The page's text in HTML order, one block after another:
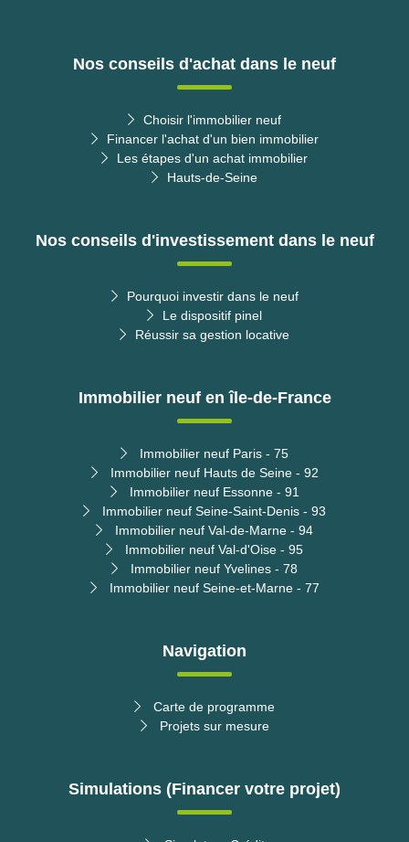
Nos conseils d'achat dans le neuf
Choisir l'immobilier neuf
Financer l'achat d'un bien immobilier
Les étapes d'un achat immobilier
Hauts-de-Seine
Nos conseils d'investissement dans le neuf
Pourquoi investir dans le neuf
Le dispositif pinel
Réussir sa gestion locative
Immobilier neuf en île-de-France
Immobilier neuf Paris - 75
Immobilier neuf Hauts de Seine - 92
Immobilier neuf Essonne - 91
Immobilier neuf Seine-Saint-Denis - 93
Immobilier neuf Val-de-Marne - 94
Immobilier neuf Val-d'Oise - 95
Immobilier neuf Yvelines - 78
Immobilier neuf Seine-et-Marne - 77
Navigation
Carte de programme
Projets sur mesure
Simulations (Financer votre projet)